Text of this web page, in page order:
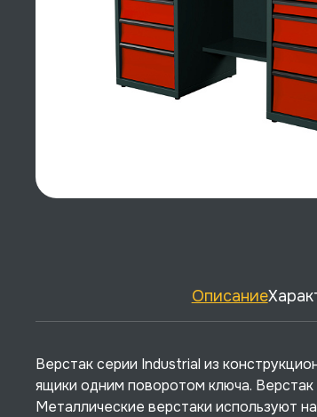
Описание
Верстак серии Industrial из
ящики одним поворотом ключа. Верстак
Металлические верстаки используют